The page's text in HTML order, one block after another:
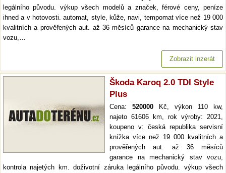
legálního původu. výkup všech modelů a značek, férové ceny, peníze
ihned a v hotovosti. automat, style, kůže, navi, tempomat více než 19 000
kvalitních a prověřených aut. až 36 měsíců garance na mechanický stav
vozu,…
Zobrazit inzerát
Škoda Karoq 2.0 TDI Style
Plus
Cena: 520000 Kč, výkon 110 kw,
najeto 61606 km, rok výroby: 2021,
koupeno v: česká republika servisní
knížka více než 19 000 kvalitních a
prověřených aut. až 36 měsíců
garance na mechanický stav vozu,
kontrola najetých km. doživotní záruka legálního původu. výkup všech